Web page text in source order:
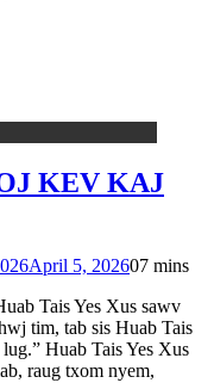
KEV KAJ
April 5, 202607 mins
Tais Yes Xus sawv
tim, tab sis Huab Tais
Huab Tais Yes Xus
raug txom nyem,